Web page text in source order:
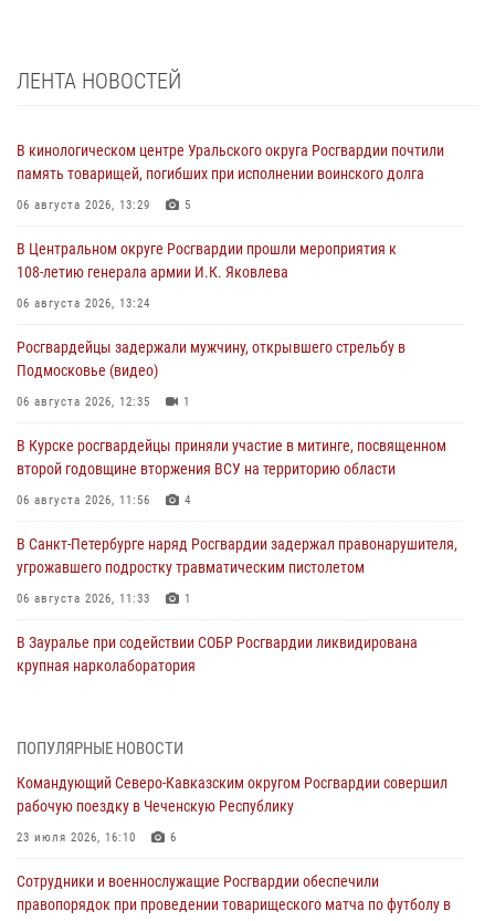
ЛЕНТА НОВОСТЕЙ
В кинологическом центре Уральского округа Росгвардии почтили
память товарищей, погибших при исполнении воинского долга
06 августа 2026, 13:29 5
В Центральном округе Росгвардии прошли мероприятия к
108‑летию генерала армии И.К. Яковлева
06 августа 2026, 13:24
Росгвардейцы задержали мужчину, открывшего стрельбу в
Подмосковье (видео)
06 августа 2026, 12:35 1
В Курске росгвардейцы приняли участие в митинге, посвященном
второй годовщине вторжения ВСУ на территорию области
06 августа 2026, 11:56 4
В Санкт-Петербурге наряд Росгвардии задержал правонарушителя,
угрожавшего подростку травматическим пистолетом
06 августа 2026, 11:33 1
В Зауралье при содействии СОБР Росгвардии ликвидирована
крупная нарколаборатория
В Москве росгвардейцы задержали троих мужчин, устроивших
06 августа 2026, 11:20
Взрывотехники Росгвардии на Ставрополье обезвредили снаряд
06 августа 2026, 11:15
ПОПУЛЯРНЫЕ НОВОСТИ
Командующий Северо-Кавказским округом Росгвардии совершил
рабочую поездку в Чеченскую Республику
23 июля 2026, 16:10 6
Сотрудники и военнослужащие Росгвардии обеспечили
правопорядок при проведении товарищеского матча по футболу в